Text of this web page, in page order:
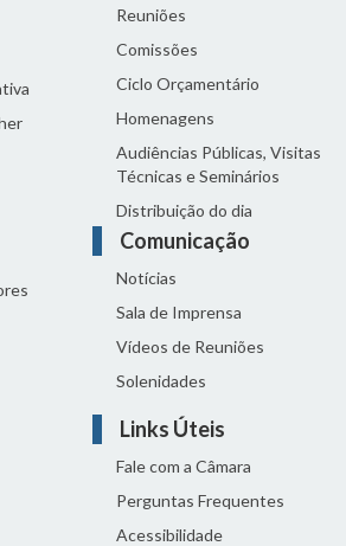
Reuniões
Comissões
Ciclo Orçamentário
Homenagens
Audiências Públicas, Visitas
Técnicas e Seminários
Distribuição do dia
Comunicação
Notícias
Sala de Imprensa
Vídeos de Reuniões
Solenidades
Links Úteis
Fale com a Câmara
Perguntas Frequentes
Acessibilidade